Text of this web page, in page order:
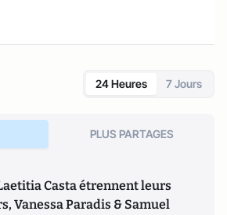
24 Heures 7 Jours
PLUS PARTAGES
Casta étrennent leurs
Vanessa Paradis & Samuel